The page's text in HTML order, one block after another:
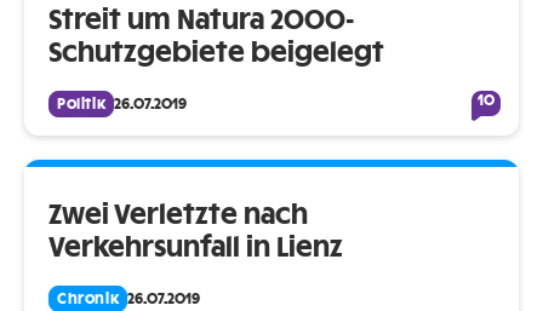
Streit um Natura 2000-
Schutzgebiete beigelegt
Politik 26.07.2019 10
Zwei Verletzte nach
Verkehrsunfall in Lienz
Chronik 26.07.2019